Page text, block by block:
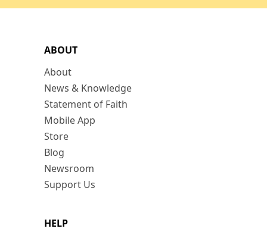
ABOUT
About
News & Knowledge
Statement of Faith
Mobile App
Store
Blog
Newsroom
Support Us
HELP